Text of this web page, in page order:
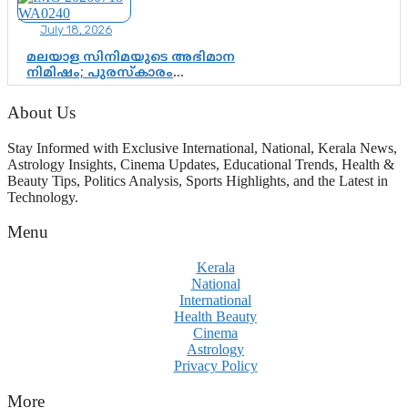
July 18, 2026
മലയാള സിനിമയുടെ അഭിമാന
നിമിഷം; പുരസ്‌കാരം
ആഘോഷമാകട്ടെ, മികവ് ശീലമാകട്ടെ
About Us
Stay Informed with Exclusive International, National, Kerala News,
Astrology Insights, Cinema Updates, Educational Trends, Health &
Beauty Tips, Politics Analysis, Sports Highlights, and the Latest in
Technology.
Menu
Kerala
National
International
Health Beauty
Cinema
Astrology
Privacy Policy
More